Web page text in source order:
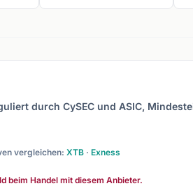
durch CySEC und ASIC,
vergleichen: XTB · Exness
beim Handel mit diesem Anbieter.